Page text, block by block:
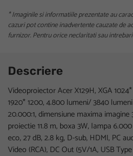
* Imaginile si informatiile prezentate au
cazuri pot contine inadvertente cauzate de
furnizor. Pentru orice neclaritati sau
Descriere
Videoproiector Acer X129H, XGA
1920* 1200, 4.800 lumeni/ 3840
20.000:1, dimensiune maxima
proiectie 11.8 m, boxa 3W, lampa
eco, 27 dB, 2.8 kg, D-sub, HDMI, PC
Video (RCA), DC Out (5V/1A, USB